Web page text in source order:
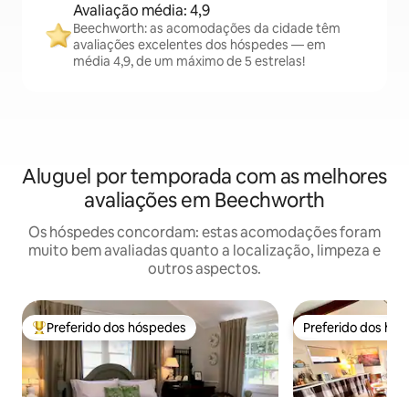
Avaliação média: 4,9
Beechworth: as acomodações da cidade têm
avaliações excelentes dos hóspedes — em
média 4,9, de um máximo de 5 estrelas!
Aluguel por temporada com as melhores
avaliações em Beechworth
Os hóspedes concordam: estas acomodações foram
muito bem avaliadas quanto a localização, limpeza e
outros aspectos.
Entre os melhores preferidos dos hóspedes
Preferido dos hóspedes Preferido dos
Preferido dos